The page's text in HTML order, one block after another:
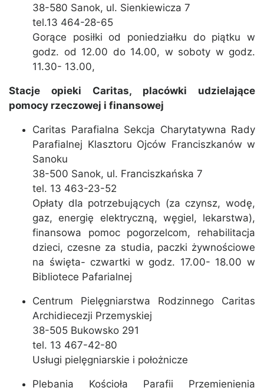
38-580 Sanok, ul. Sienkiewicza 7
tel.13 464-28-65
Gorące posiłki od poniedziałku do piątku w
godz. od 12.00 do 14.00, w soboty w godz.
11.30- 13.00,
Stacje opieki Caritas, placówki udzielające
pomocy rzeczowej i finansowej
Caritas Parafialna Sekcja Charytatywna Rady
Parafialnej Klasztoru Ojców Franciszkanów w
Sanoku
38-500 Sanok, ul. Franciszkańska 7
tel. 13 463-23-52
Opłaty dla potrzebujących (za czynsz, wodę,
gaz, energię elektryczną, węgiel, lekarstwa),
finansowa pomoc pogorzelcom, rehabilitacja
dzieci, czesne za studia, paczki żywnościowe
na święta- czwartki w godz. 17.00- 18.00 w
Bibliotece Pafarialnej
Centrum Pielęgniarstwa Rodzinnego Caritas
Archidiecezji Przemyskiej
38-505 Bukowsko 291
tel. 13 467-42-80
Usługi pielęgniarskie i położnicze
Plebania Kościoła Parafii Przemienienia